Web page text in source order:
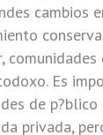
cambios
Es
de
privada,